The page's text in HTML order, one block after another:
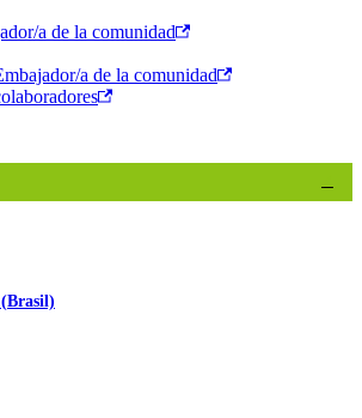
a de la comunidad
a de la comunidad